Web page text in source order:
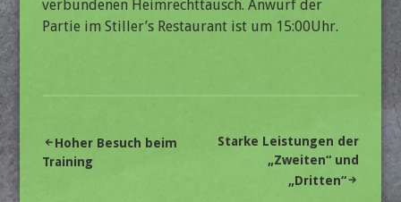
verbundenen Heimrechttausch. Anwurf der
Partie im Stiller’s Restaurant ist um 15:00Uhr.
Beitragsnavigation
Hoher Besuch beim
Training
Starke Leistungen der
„Zweiten“ und
„Dritten“